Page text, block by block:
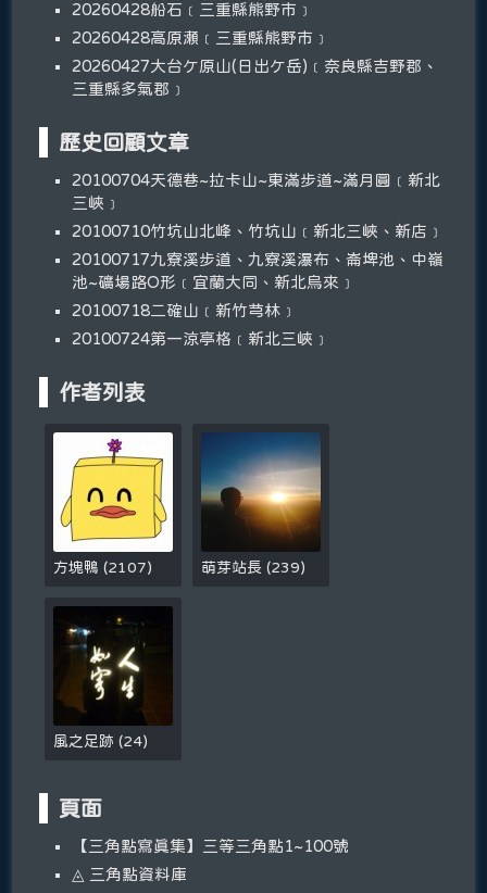
20260428船石﹝三重縣熊野市﹞
20260428高原瀬﹝三重縣熊野市﹞
20260427大台ケ原山(日出ケ岳)﹝奈良縣吉野郡、
三重縣多氣郡﹞
歷史回顧文章
20100704天德巷~拉卡山~東滿步道~滿月圓﹝新北
三峽﹞
20100710竹坑山北峰、竹坑山﹝新北三峽、新店﹞
20100717九寮溪步道、九寮溪瀑布、崙埤池、中嶺
池~礦場路O形﹝宜蘭大同、新北烏來﹞
20100718二確山﹝新竹芎林﹞
20100724第一涼亭格﹝新北三峽﹞
作者列表
方塊鴨(2107) 萌芽站長(239)
風之足跡(24)
頁面
【三角點寫真集】三等三角點1~100號
◬ 三角點資料庫